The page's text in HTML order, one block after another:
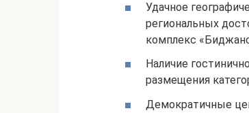
Удачное
региональных
комплекс
Наличие
размещения
Демократичные